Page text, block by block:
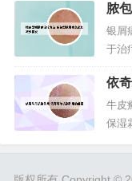
或白
型银
针头
相隔
脓
能
银屑
于治
既可
可以
缓解
外用
依
害
牛皮
保湿
线、